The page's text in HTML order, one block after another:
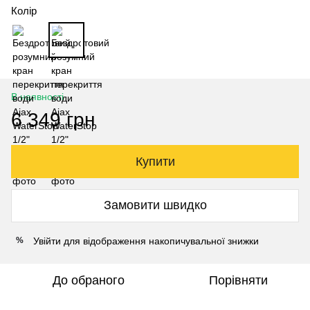
Колір
В наявності
6 349 грн
Купити
Замовити швидко
% Увійти для відображення накопичувальної знижки
До обраного Порівняти